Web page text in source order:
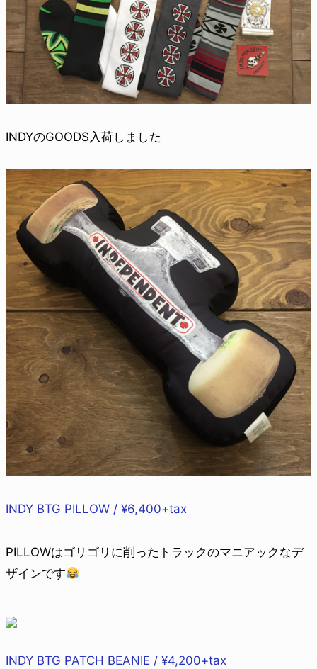
INDYのGOODS入荷しました
INDY BTG PILLOW / ¥6,400+tax
PILLOWはゴリゴリに削ったトラックのマニアックなデ
ザインです
INDY BTG PATCH BEANIE / ¥4,200+tax